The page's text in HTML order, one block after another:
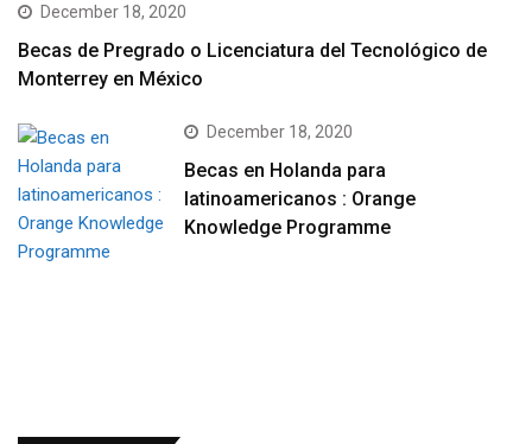
December 18, 2020
Becas de Pregrado o Licenciatura del Tecnológico de
Monterrey en México
December 18, 2020
Becas en Holanda para
latinoamericanos : Orange
Knowledge Programme